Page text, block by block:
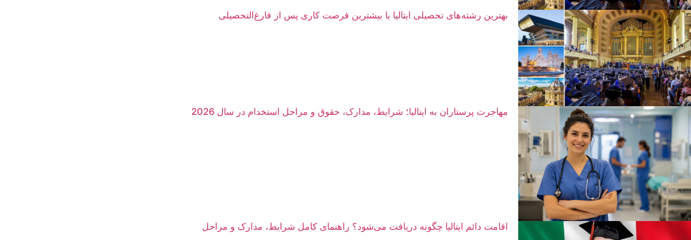
بهترین رشته‌های تحصیلی ایتالیا با بیشترین فرصت کاری پس از فارغ‌التحصیلی
مهاجرت پرستاران به ایتالیا؛ شرایط، مدارک، حقوق و مراحل استخدام در سال 2026
اقامت دائم ایتالیا چگونه دریافت می‌شود؟ راهنمای کامل شرایط، مدارک و مراحل